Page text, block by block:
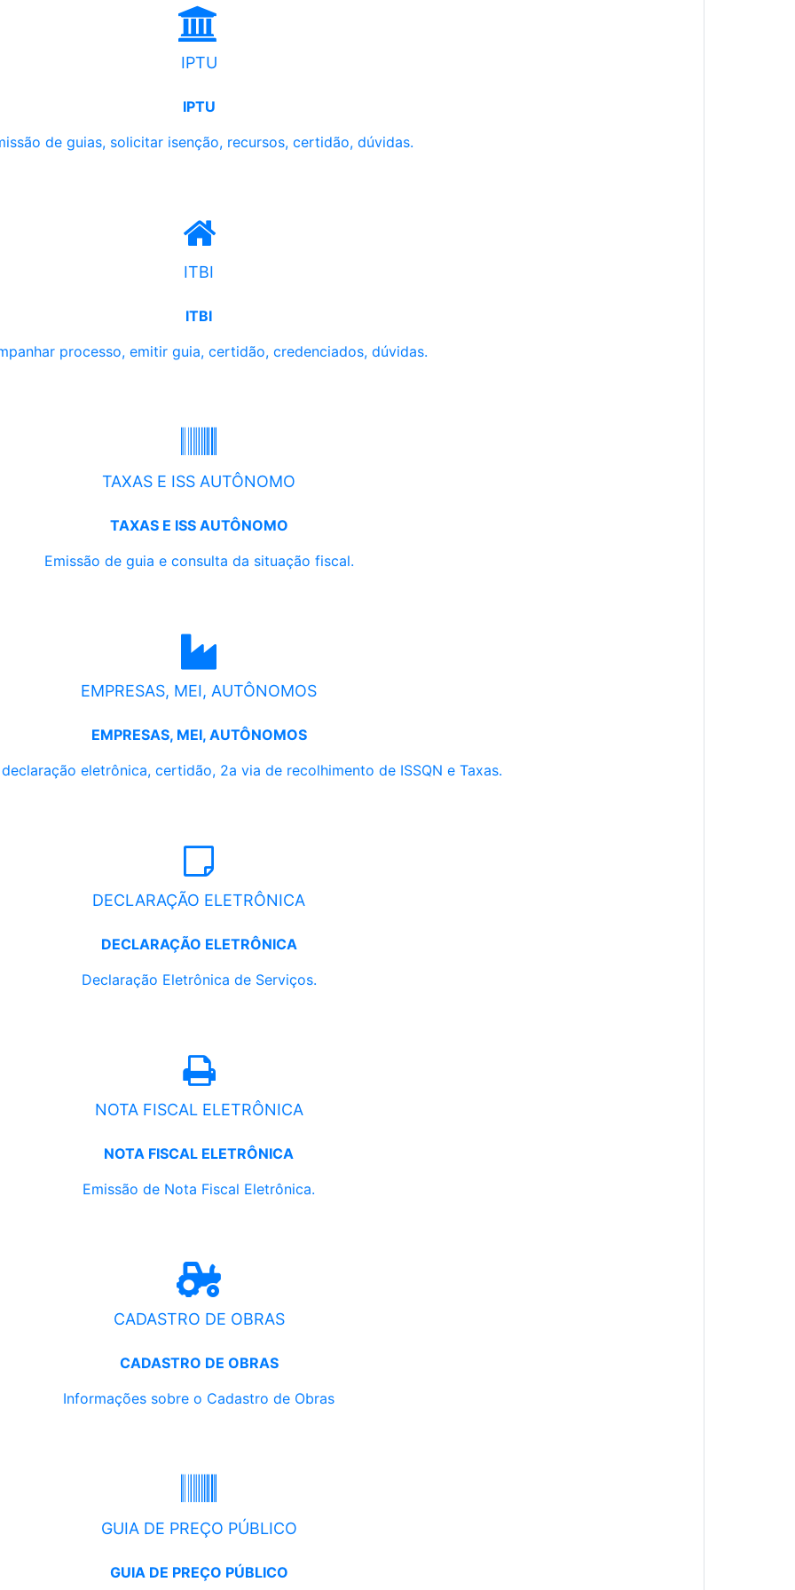
IPTU
IPTU
de guias, solicitar isenção, recursos, certidão, dúvidas.
ITBI
ITBI
processo, emitir guia, certidão, credenciados, dúvidas.
TAXAS E ISS AUTÔNOMO
TAXAS E ISS AUTÔNOMO
Emissão de guia e consulta da situação fiscal.
EMPRESAS, MEI, AUTÔNOMOS
EMPRESAS, MEI, AUTÔNOMOS
eletrônica, certidão, 2a via de recolhimento de ISSQN e Taxas.
DECLARAÇÃO ELETRÔNICA
DECLARAÇÃO ELETRÔNICA
Declaração Eletrônica de Serviços.
NOTA FISCAL ELETRÔNICA
NOTA FISCAL ELETRÔNICA
Emissão de Nota Fiscal Eletrônica.
CADASTRO DE OBRAS
CADASTRO DE OBRAS
Informações sobre o Cadastro de Obras
GUIA DE PREÇO PÚBLICO
GUIA DE PREÇO PÚBLICO